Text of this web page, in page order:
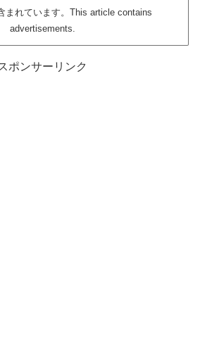
まれています。This article contains
advertisements.
ポンサーリンク